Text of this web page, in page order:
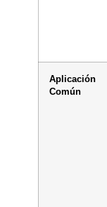
Aplicación
Común